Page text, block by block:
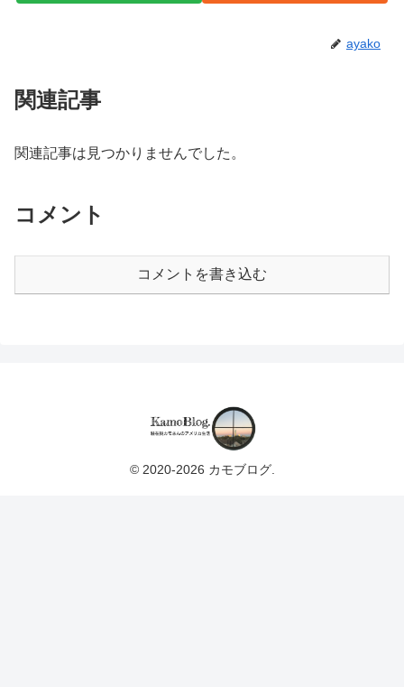
ayako
関連記事
関連記事は見つかりませんでした。
コメント
コメントを書き込む
© 2020-2026 カモブログ.